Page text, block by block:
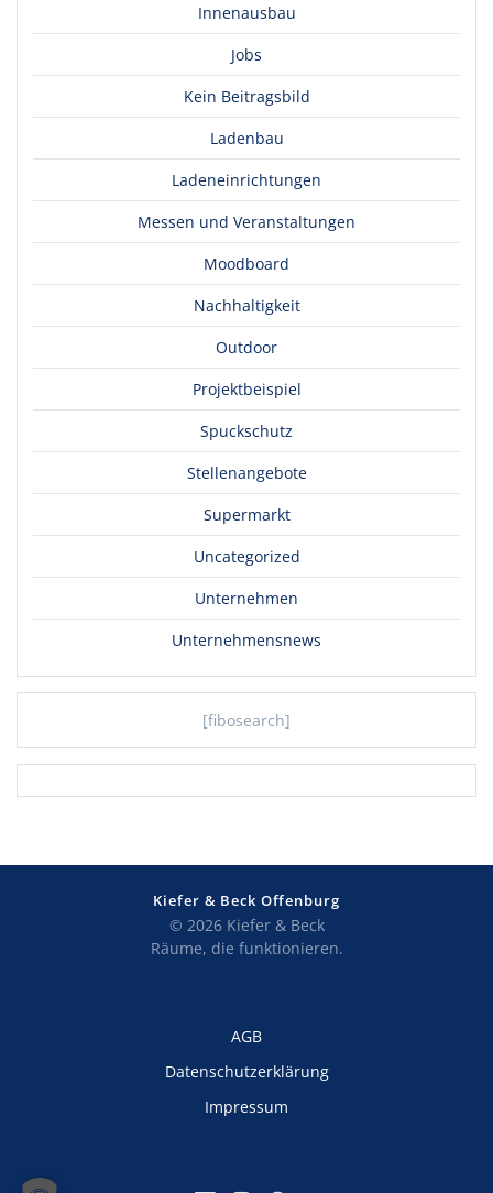
Innenausbau
Jobs
Kein Beitragsbild
Ladenbau
Ladeneinrichtungen
Messen und Veranstaltungen
Moodboard
Nachhaltigkeit
Outdoor
Projektbeispiel
Spuckschutz
Stellenangebote
Supermarkt
Uncategorized
Unternehmen
Unternehmensnews
[fibosearch]
Kiefer & Beck Offenburg
© 2026 Kiefer & Beck
Räume, die funktionieren.
AGB
Datenschutzerklärung
Impressum